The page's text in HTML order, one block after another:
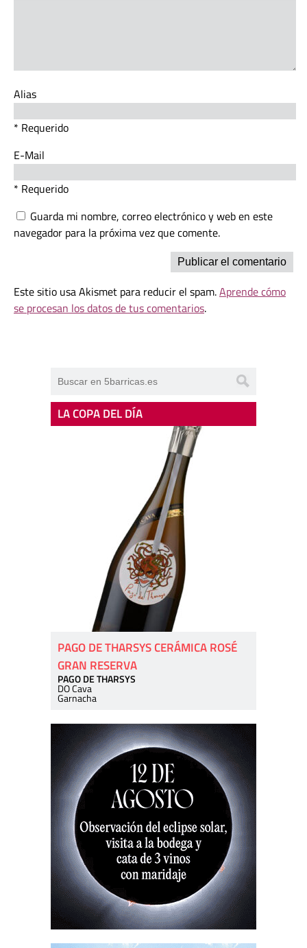
Alias
* Requerido
E-Mail
* Requerido
Guarda mi nombre, correo electrónico y web en este
navegador para la próxima vez que comente.
Este sitio usa Akismet para reducir el spam.Aprende cómo
se procesan los datos de tus comentarios.
LA COPA DEL DÍA
PAGO DE THARSYS CERÁMICA ROSÉ
GRAN RESERVA
PAGO DE THARSYS
DO Cava
Garnacha